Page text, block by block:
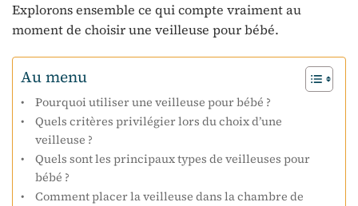
Explorons ensemble ce qui compte vraiment au
moment de choisir une veilleuse pour bébé.
Au menu
Pourquoi utiliser une veilleuse pour bébé ?
Quels critères privilégier lors du choix d’une
veilleuse ?
Quels sont les principaux types de veilleuses pour
bébé ?
Comment placer la veilleuse dans la chambre de